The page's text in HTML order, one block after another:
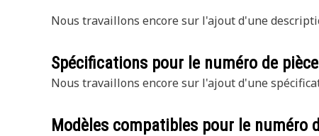
Nous travaillons encore sur l'ajout d'une
Spécifications pour le numéro de pièce
Nous travaillons encore sur l'ajout d'une
Modèles compatibles pour le numéro